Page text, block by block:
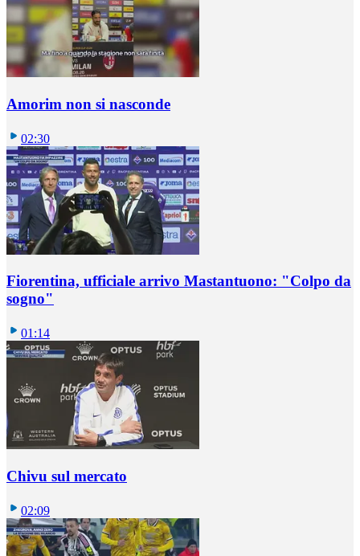
Amorim non si nasconde
02:30
Fiorentina, ufficiale arrivo Mastantuono: "Colpo da
sogno"
01:14
Chivu sul mercato
02:09